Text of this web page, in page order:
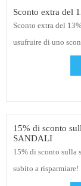
Sconto extra del
Sconto extra del
usufruire di uno
15% di sconto
SANDALI
15% di sconto sulla
subito a risparmiare!